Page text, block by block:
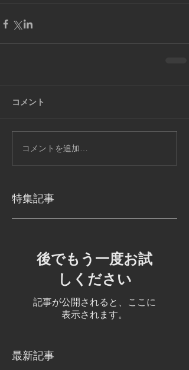
コメント
コメントを追加…
特集記事
後でもう一度お試
しください
記事が公開されると、ここに
表示されます。
最新記事